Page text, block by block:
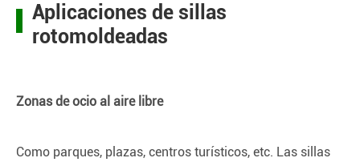
Aplicaciones de sillas
rotomoldeadas
Zonas de ocio al aire libre
Como parques, plazas, centros turísticos, etc. Las sillas